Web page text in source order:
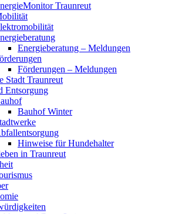
Traunreut
Energieberatung – Meldungen
Förderungen – Meldungen
Stadt Traunreut
Entsorgung
Bauhof Winter
Hinweise für Hundehalter
in Traunreut